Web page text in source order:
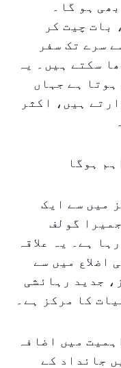
ہو گا۔
بات چیت کر
سرے تک سفر
سکتے ہیں۔ یہ
ہے جہاں
ہیں، اکثر
ہوگا
میں سے ایک
گولف
ہے۔ یہ علاقہ
اضلاع میں سے
جدید رہائشی
کا مرکز ہے۔
میں اضافہ
جائداد کے